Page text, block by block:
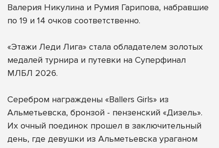
Валерия Никулина и Румия Гарипова, набравшие
по 19 и 14 очков соответственно.
«Этажи Леди Лига» стала обладателем золотых
медалей турнира и путевки на Суперфинал
МЛБЛ 2026.
Серебром награждены «Ballers Girls» из
Альметьевска, бронзой - пензенский «Дизель».
Их очный поединок прошел в заключительный
день, где девушки из Альметьевска ураганом